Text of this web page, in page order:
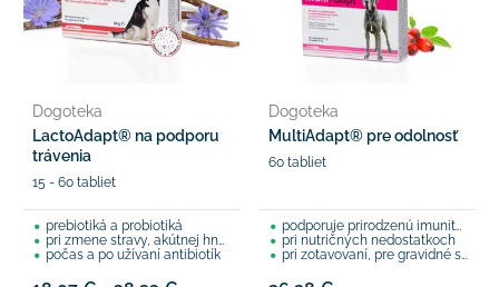
Dogoteka
LactoAdapt® na podporu
trávenia
15 - 60 tabliet
prebiotiká a probiotiká
pri zmene stravy, akútnej hnačke
počas a po užívaní antibiotík
Dogoteka
MultiAdapt® pre odolnosť
60 tabliet
podporuje prirodzenú imunitnú obranu
pri nutričných nedostatkoch
pri zotavovaní, pre gravidné sučky, šteňatá,...